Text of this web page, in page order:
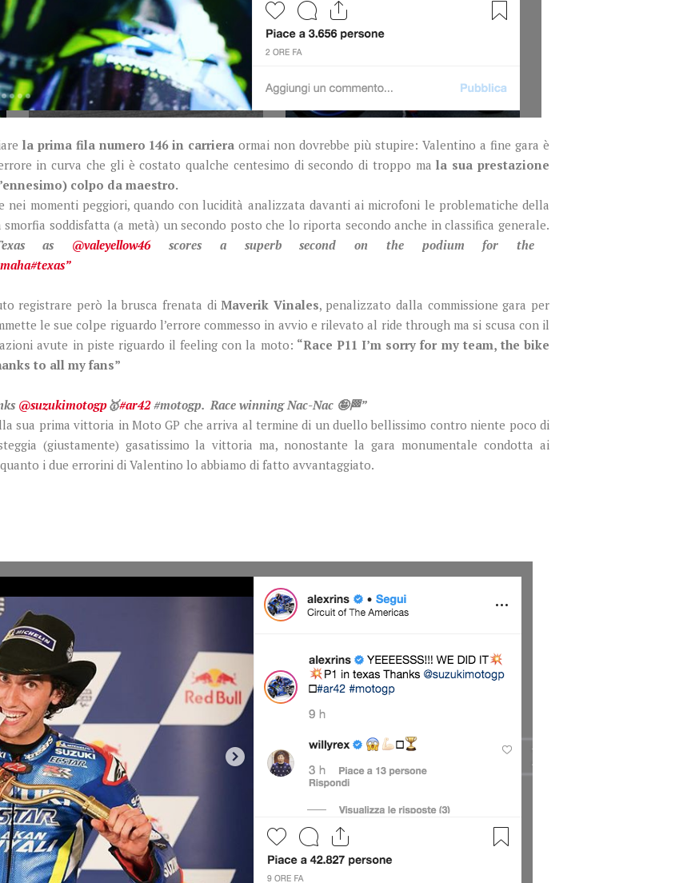
la prima fila numero 146 in carriera ormai non dovrebbe più stupire: Valentino a fine gara è
in curva che gli è costato qualche centesimo di secondo di troppo ma la sua prestazione
colpo da maestro.
nei momenti peggiori, quando con lucidità analizzata davanti ai microfoni le problematiche della
soddisfatta (a metà) un secondo posto che lo riporta secondo anche in classifica generale.
as @valeyellow46scores a superb second on the podium for the
#texas”
registrare però la brusca frenata di Maverik Vinales, penalizzato dalla commissione gara per
le sue colpe riguardo l’errore commesso in avvio e rilevato al ride through ma si scusa con il
avute in piste riguardo il feeling con la moto: “Race P11 I’m sorry for my team, the bike
to all my fans”
@suzukimotogp🥇#ar42#motogp. Race winning Nac-Nac 🤪🏁”
sua prima vittoria in Moto GP che arriva al termine di un duello bellissimo contro niente poco di
(giustamente) gasatissimo la vittoria ma, nonostante la gara monumentale condotta ai
i due errorini di Valentino lo abbiamo di fatto avvantaggiato.